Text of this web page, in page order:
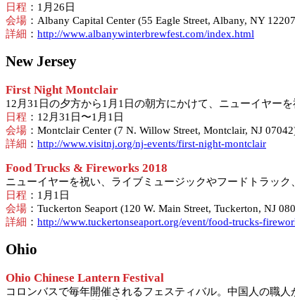
日程 ：1月26日
会場 ：Albany Capital Center (55 Eagle Street, Albany, NY
詳細 ： http://www.albanywinterbrewfest.com/index.html
New Jersey
First Night Montclair
12月31日の夕方から1月1日の朝方にかけて、ニューイヤー
日程 ：12月31日〜1月1日
会場 ：Montclair Center (7 N. Willow Street, Montclair, NJ
詳細 ： http://www.visitnj.org/nj-events/first-night-montclair
Food Trucks & Fireworks 2018
ニューイヤーを祝い、ライブミュージックやフードトラッ
日程 ：1月1日
会場 ：Tuckerton Seaport (120 W. Main Street, Tuckerton, NJ
詳細 ： http://www.tuckertonseaport.org/event/food-trucks-
Ohio
Ohio Chinese Lantern Festival
コロンバスで毎年開催されるフェスティバル。中国人の職